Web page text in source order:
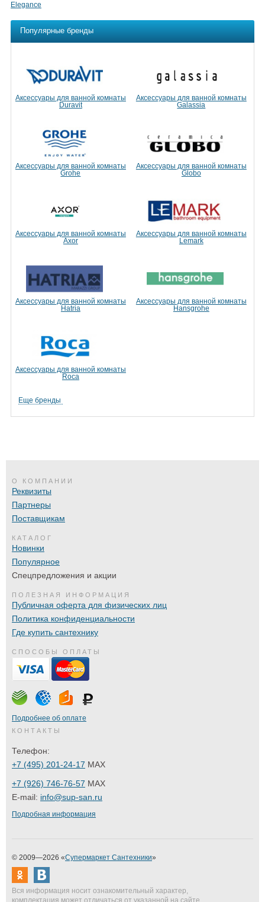
Elegance
Популярные бренды
Аксессуары для ванной комнаты
Duravit
Аксессуары для ванной комнаты
Galassia
Аксессуары для ванной комнаты
Grohe
Аксессуары для ванной комнаты
Globo
Аксессуары для ванной комнаты
Axor
Аксессуары для ванной комнаты
Lemark
Аксессуары для ванной комнаты
Hatria
Аксессуары для ванной комнаты
Hansgrohe
Аксессуары для ванной комнаты
Roca
Еще бренды
О КОМПАНИИ
Реквизиты
Партнеры
Поставщикам
КАТАЛОГ
Новинки
Популярное
Спецпредложения и акции
ПОЛЕЗНАЯ ИНФОРМАЦИЯ
Публичная оферта для физических лиц
Политика конфиденциальности
Где купить сантехнику
СПОСОБЫ ОПЛАТЫ
Подробнее об оплате
КОНТАКТЫ
Телефон:
+7 (495) 201-24-17 MAX
+7 (926) 746-76-57 MAX
E-mail: info@sup-san.ru
Подробная информация
© 2009—2026 «Супермаркет Сантехники»
Вся информация носит ознакомительный характер,
комплектация может отличаться от указанной на сайте.